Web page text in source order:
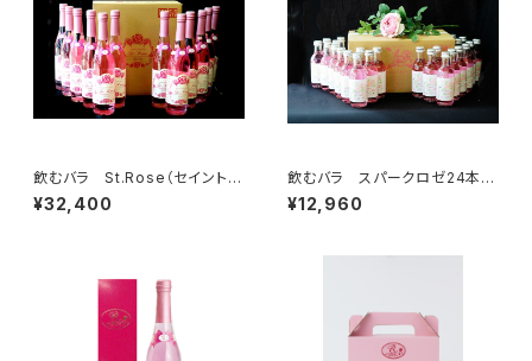
飲むバラ St.Rose（セイントロ
ーズ）
¥32,400
飲むバラ スパークロゼ24本セ
ット
¥12,960